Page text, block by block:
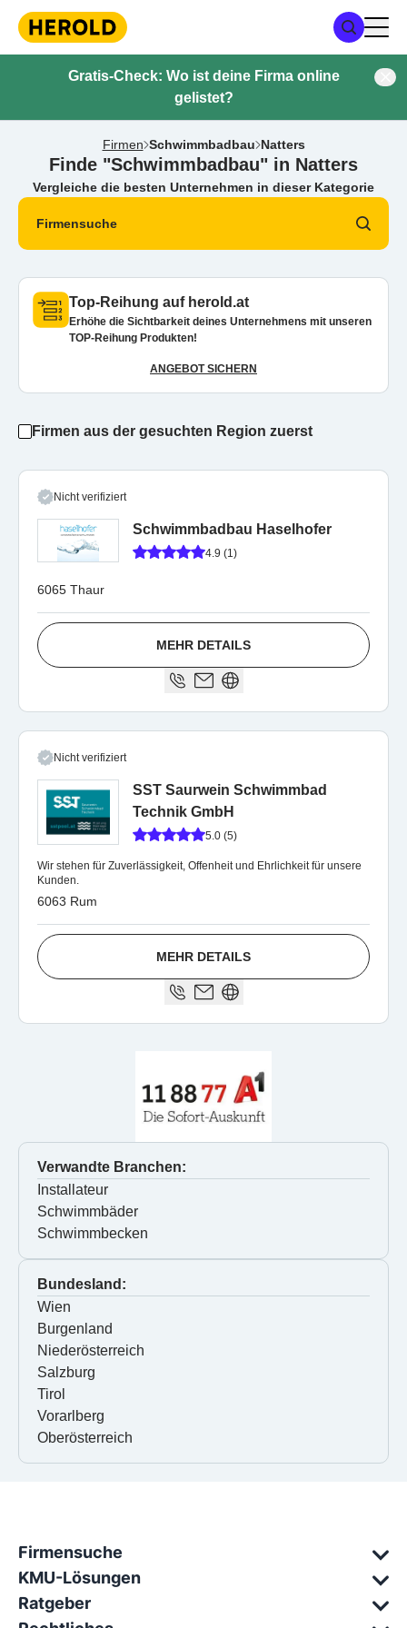
Gratis-Check: Wo ist deine Firma online
gelistet?
Firmen Schwimmbadbau Natters
Finde "Schwimmbadbau" in Natters
Vergleiche die besten Unternehmen in dieser Kategorie
Firmensuche
Top-Reihung auf herold.at
Erhöhe die Sichtbarkeit deines Unternehmens mit unseren
TOP-Reihung Produkten!
ANGEBOT SICHERN
Firmen aus der gesuchten Region zuerst
Nicht verifiziert
Schwimmbadbau Haselhofer
4.9 (1)
6065 Thaur
MEHR DETAILS
Nicht verifiziert
SST Saurwein Schwimmbad
Technik GmbH
5.0 (5)
Wir stehen für Zuverlässigkeit, Offenheit und Ehrlichkeit für unsere
Kunden.
6063 Rum
MEHR DETAILS
Verwandte Branchen:
Installateur
Schwimmbäder
Schwimmbecken
Bundesland:
Wien
Burgenland
Niederösterreich
Salzburg
Tirol
Vorarlberg
Oberösterreich
Firmensuche
KMU-Lösungen
Ratgeber